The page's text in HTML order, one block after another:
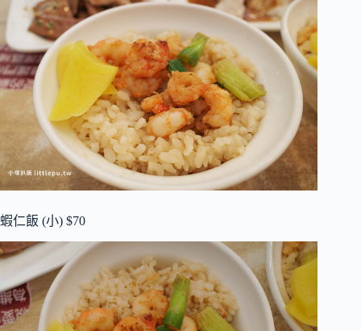
蝦仁飯 (小) $70